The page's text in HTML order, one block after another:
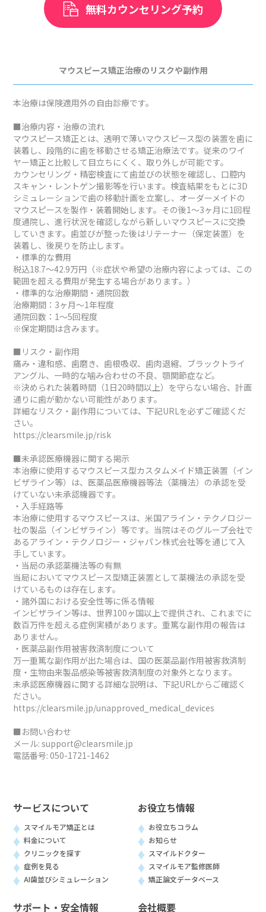
無料カウンセリング予約
マウスピース矯正治療のリスクや副作用
本治療は保険適用外の自由診療です。
■治療内容・治療の流れ
マウスピース矯正とは、透明で薄いマウスピース型の装置を歯に
装着し、段階的に歯を移動させる矯正治療法です。従来のワイ
ヤー矯正と比較して目立ちにくく、取り外しが可能です。
カウンセリング・精密検査にて歯並びの状態を確認し、口腔内
スキャン・レントゲン撮影等を行います。検査結果をもとに3D
シミュレーションで歯の移動計画を立案し、オーダーメイドの
マウスピースを製作・装着開始します。その後1～3ヶ月に1回程
度通院し、進行状況を確認しながら新しいマウスピースに交換
していきます。歯並びが整った後はリテーナー（保定装置）を
装着し、後戻りを防止します。
・標準的な費用
税込18.7～42.9万円（※症状や希望の治療内容によっては、この
範囲を超える費用が発生する場合があります。）
・標準的な治療期間・通院回数
治療期間：3ヶ月～1年程度
通院回数：1～5回程度
※保定期間は含みます。
■リスク・副作用
痛み・違和感、歯磨き、歯根吸収、歯肉退縮、ブラックトライ
アングル、一時的な噛み合わせの不良、顎関節症など。
※決められた装着時間（1日20時間以上）を守らない場合、計画
通りに歯が動かない可能性があります。
詳細なリスク・副作用については、下記URLを必ずご確認くだ
さい。
https://clearsmile.jp/risk
■未承認医療機器に関する掲示
本治療に使用するマウスピース型カスタムメイド矯正装置（イン
ビザライン等）は、医薬品医療機器等法（薬機法）の承認を受
けていない未承認機器です。
・入手経路等
本治療に使用するマウスピースは、米国アライン・テクノロジー
社の製品（インビザライン）等です。当院はそのグループ会社で
あるアライン・テクノロジー・ジャパン株式会社等を通じて入
手しています。
・当局の承認薬機法等の有無
当局においてマウスピース型矯正装置として薬機法の承認を受
けているものは存在します。
・諸外国における安全性等に係る情報
インビザライン等は、世界100ヶ国以上で提供され、これまでに
数百万件を超える症例実績があります。重篤な副作用の報告は
ありません。
・医薬品副作用被害救済制度について
万一重篤な副作用が出た場合は、国の医薬品副作用被害救済制
度・生物由来製品感染等被害救済制度の対象外となります。
未承認医療機器に関する詳細な説明は、下記URLからご確認く
ださい。
https://clearsmile.jp/unapproved_medical_devices
■お問い合わせ
メール: support@clearsmile.jp
電話番号: 050-1721-1462
サービスについて
スマイルモア矯正とは
料金について
クリニックを探す
症例を見る
AI歯並びシミュレーション
お役立ち情報
お役立ちコラム
お知らせ
スマイルドクター
スマイルモア監修医師
矯正論文データベース
サポート・安全情報 会社概要